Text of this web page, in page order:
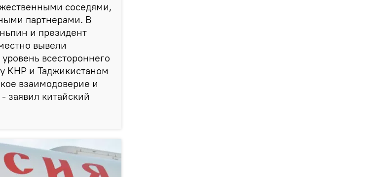
соседями,
партнерами. В
и президент
вывели
всестороннего
КНР и Таджикистаном
взаимодоверие и
заявил китайский